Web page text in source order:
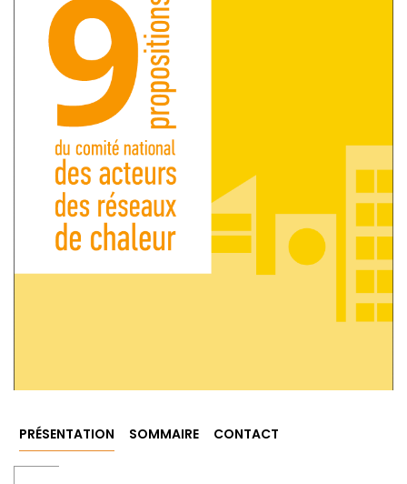
PRÉSENTATION SOMMAIRE CONTACT